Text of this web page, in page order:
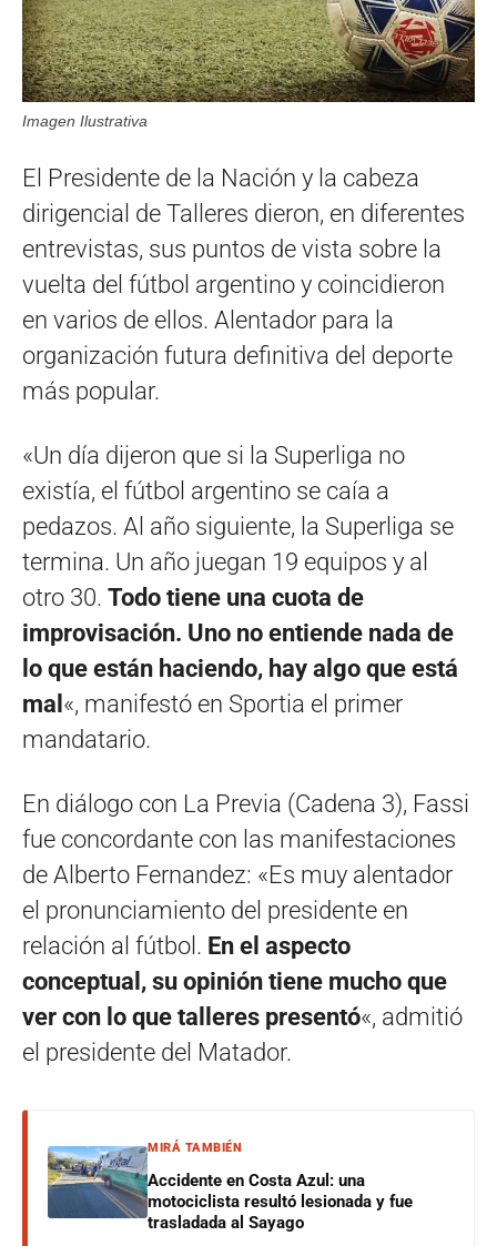
Imagen Ilustrativa
El Presidente de la Nación y la cabeza
dirigencial de Talleres dieron, en diferentes
entrevistas, sus puntos de vista sobre la
vuelta del fútbol argentino y coincidieron
en varios de ellos. Alentador para la
organización futura definitiva del deporte
más popular.
«Un día dijeron que si la Superliga no
existía, el fútbol argentino se caía a
pedazos. Al año siguiente, la Superliga se
termina. Un año juegan 19 equipos y al
otro 30. Todo tiene una cuota de
improvisación. Uno no entiende nada de
lo que están haciendo, hay algo que está
mal «, manifestó en Sportia el primer
mandatario.
En diálogo con La Previa (Cadena 3), Fassi
fue concordante con las manifestaciones
de Alberto Fernandez: «Es muy alentador
el pronunciamiento del presidente en
relación al fútbol. En el aspecto
conceptual, su opinión tiene mucho que
ver con lo que talleres presentó«, admitió
el presidente del Matador.
MIRÁ TAMBIÉN
Accidente en Costa Azul: una
motociclista resultó lesionada y fue
trasladada al Sayago